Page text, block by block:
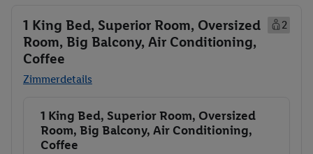
1 King Bed, Superior Room, Oversized
Room, Big Balcony, Air Conditioning,
Coffee
2
Zimmerdetails
Buchen
1 King Bed, Superior Room, Oversized
Room, Big Balcony, Air Conditioning,
Coffee